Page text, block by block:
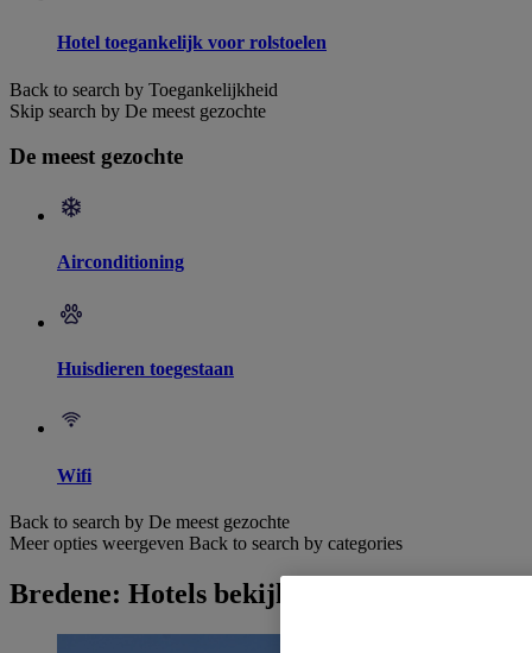
Hotel toegankelijk voor rolstoelen
Back to search by Toegankelijkheid
Skip search by De meest gezochte
De meest gezochte
Airconditioning
Huisdieren toegestaan
Wifi
Back to search by De meest gezochte
Meer opties weergeven Back to search by categories
Bredene: Hotels bekijken